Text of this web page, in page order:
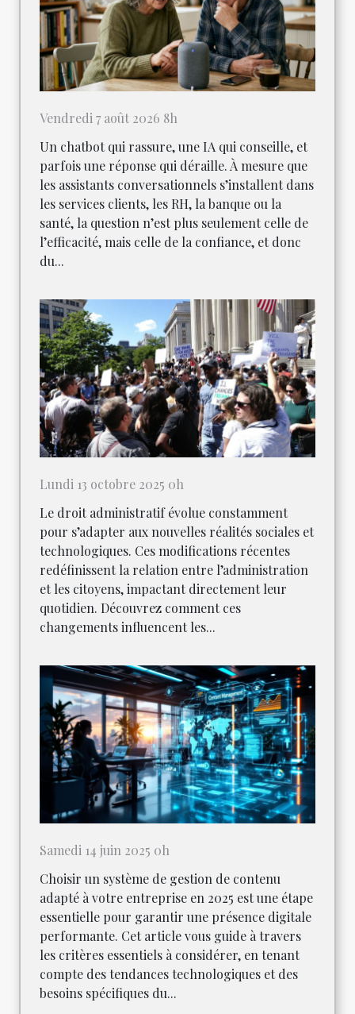
Vendredi 7 août 2026 8h
Un chatbot qui rassure, une IA qui conseille, et
parfois une réponse qui déraille. À mesure que
les assistants conversationnels s’installent dans
les services clients, les RH, la banque ou la
santé, la question n’est plus seulement celle de
l’efficacité, mais celle de la confiance, et donc
du...
Lundi 13 octobre 2025 0h
Le droit administratif évolue constamment
pour s’adapter aux nouvelles réalités sociales et
technologiques. Ces modifications récentes
redéfinissent la relation entre l’administration
et les citoyens, impactant directement leur
quotidien. Découvrez comment ces
changements influencent les...
Samedi 14 juin 2025 0h
Choisir un système de gestion de contenu
adapté à votre entreprise en 2025 est une étape
essentielle pour garantir une présence digitale
performante. Cet article vous guide à travers
les critères essentiels à considérer, en tenant
compte des tendances technologiques et des
besoins spécifiques du...